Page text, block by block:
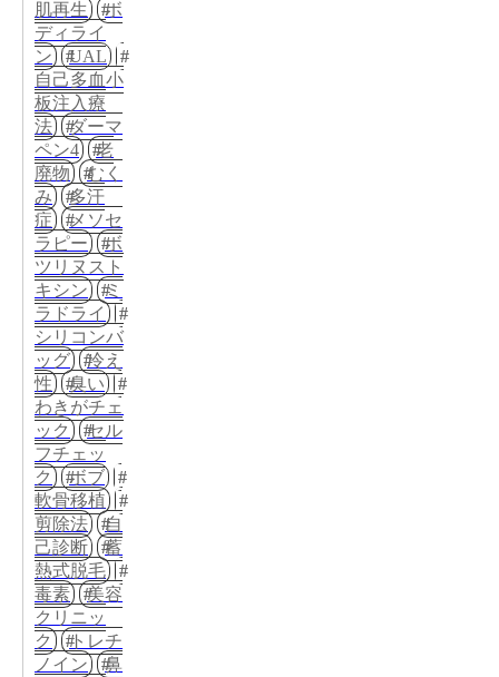
肌再生
ボ
ディライ
ン
UAL
自己多血小
板注入療
法
ダーマ
ペン4
老
廃物
むく
み
多汗
症
メソセ
ラピー
ボ
ツリヌスト
キシン
ミ
ラドライ
シリコンバ
ッグ
冷え
性
臭い
わきがチェ
ック
セル
フチェッ
ク
ボブ
軟骨移植
剪除法
自
己診断
蓄
熱式脱毛
毒素
美容
クリニッ
ク
トレチ
ノイン
鼻